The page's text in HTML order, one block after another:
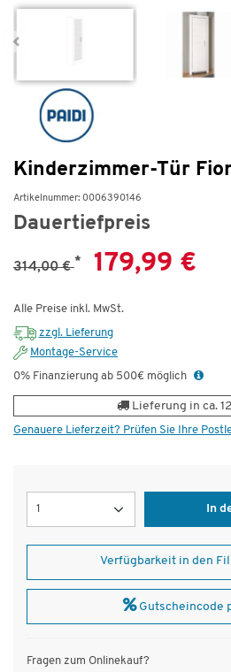
Kinderzimmer-Tür
Artikelnummer: 0006390146
Dauertiefpreis
314,00 €* 179,99 €
Alle Preise inkl. MwSt.
zzgl. Lieferung
Montage-Service
0% Finanzierung ab 500€ möglich
Lieferung in ca.
Genauere Lieferzeit? Prüfen Sie Ihre
In
Verfügbarkeit in den
Gutscheincode
Fragen zum Onlinekauf?